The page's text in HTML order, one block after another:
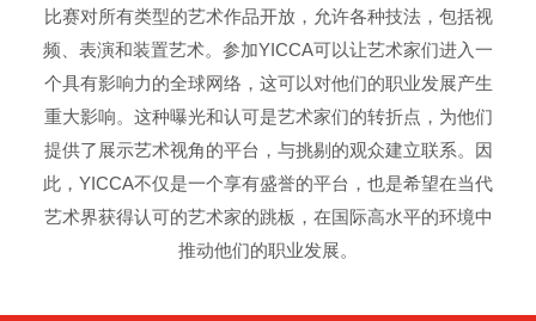
比赛对所有类型的艺术作品开放，允许各种技法，包括视
频、表演和装置艺术。参加YICCA可以让艺术家们进入一
个具有影响力的全球网络，这可以对他们的职业发展产生
重大影响。这种曝光和认可是艺术家们的转折点，为他们
提供了展示艺术视角的平台，与挑剔的观众建立联系。因
此，YICCA不仅是一个享有盛誉的平台，也是希望在当代
艺术界获得认可的艺术家的跳板，在国际高水平的环境中
推动他们的职业发展。